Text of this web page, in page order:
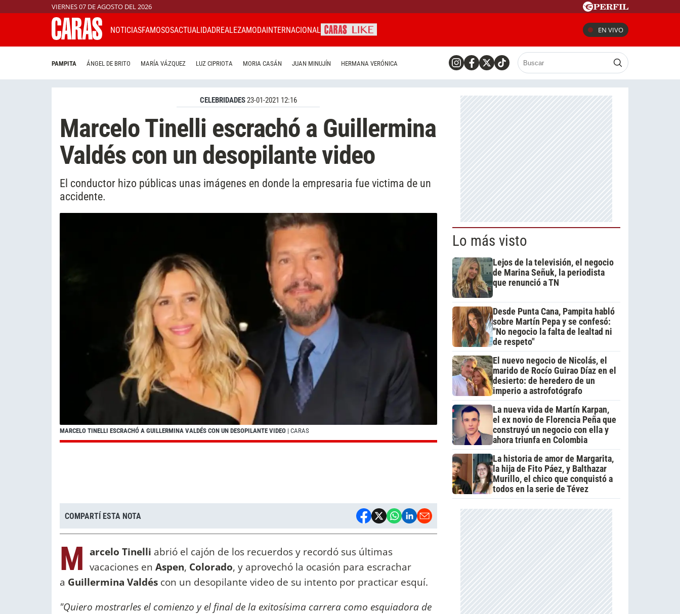
VIERNES 07 DE AGOSTO DEL 2026
NOTICIASFAMOSOSACTUALIDADREALEZAMODAINTERNACIONAL EN VIVO
PAMPITA ÁNGEL DE BRITO MARÍA VÁZQUEZ LUZ CIPRIOTA MORIA CASÁN JUAN MINUJÍN HERMANA VERÓNICA
CELEBRIDADES23-01-2021 12:16
Marcelo Tinelli escrachó a Guillermina
Valdés con un desopilante video
El conductor hizo públicas unas imágenes en donde la empresaria fue victima de un
accidente.
MARCELO TINELLI ESCRACHÓ A GUILLERMINA VALDÉS CON UN DESOPILANTE VIDEO | CARAS
COMPARTÍ ESTA NOTA
M arcelo Tinelli abrió el cajón de los recuerdos y recordó sus últimas
vacaciones en Aspen, Colorado, y aprovechó la ocasión para escrachar
a Guillermina Valdés con un desopilante video de su intento por practicar esquí.
"Quiero mostrarles el comienzo y el final de la exitosísima carrera como esquiadora de
Lo más visto
Lejos de la televisión, el negocio
de Marina Señuk, la periodista
que renunció a TN
Desde Punta Cana, Pampita habló
sobre Martín Pepa y se confesó:
"No negocio la falta de lealtad ni
de respeto"
El nuevo negocio de Nicolás, el
marido de Rocío Guirao Díaz en el
desierto: de heredero de un
imperio a astrofotógrafo
La nueva vida de Martín Karpan,
el ex novio de Florencia Peña que
construyó un negocio con ella y
ahora triunfa en Colombia
La historia de amor de Margarita,
la hija de Fito Páez, y Balthazar
Murillo, el chico que conquistó a
todos en la serie de Tévez